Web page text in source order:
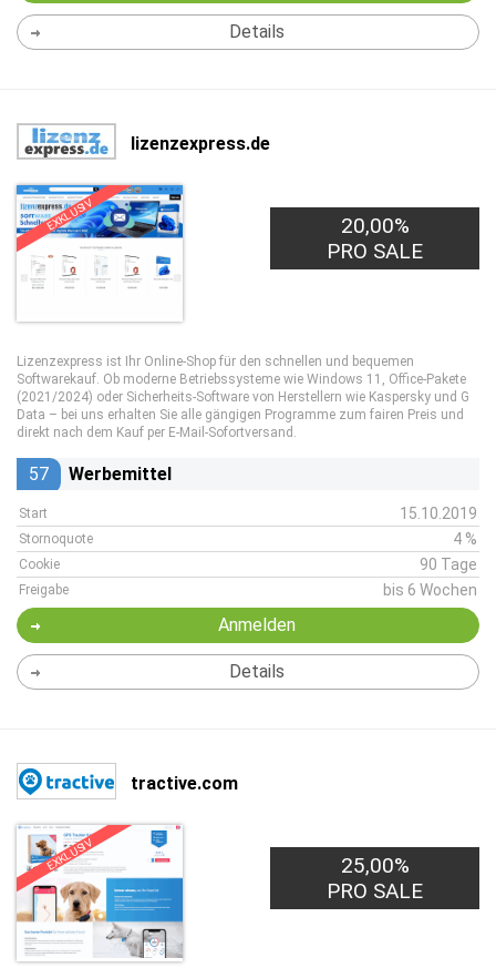
Details
lizenzexpress.de
EXKLUSIV
20,00%
PRO SALE
Lizenzexpress ist Ihr Online-Shop für den schnellen und bequemen
Softwarekauf. Ob moderne Betriebssysteme wie Windows 11, Office-Pakete
(2021/2024) oder Sicherheits-Software von Herstellern wie Kaspersky und G
Data – bei uns erhalten Sie alle gängigen Programme zum fairen Preis und
direkt nach dem Kauf per E-Mail-Sofortversand.
57 Werbemittel
Start 15.10.2019
Stornoquote 4 %
Cookie 90 Tage
Freigabe bis 6 Wochen
Anmelden
Details
tractive.com
EXKLUSIV
25,00%
PRO SALE